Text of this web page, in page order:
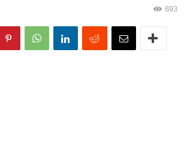
693